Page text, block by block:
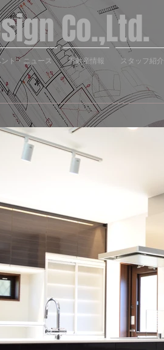
Co.,Ltd.
ト・ニュース 不動産情報 スタッフ紹介